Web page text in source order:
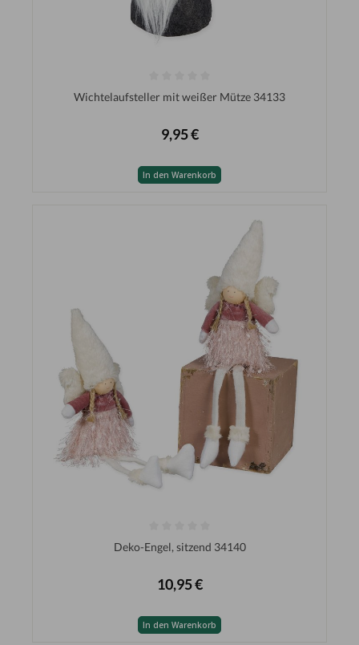
Wichtelaufsteller mit weißer Mütze 34133
9,95 €
In den Warenkorb
Deko-Engel, sitzend 34140
10,95 €
In den Warenkorb